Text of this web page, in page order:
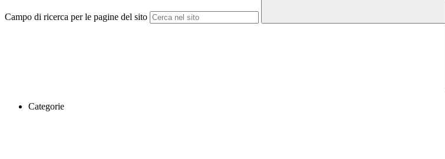
Campo di ricerca per le pagine del sito
Categorie